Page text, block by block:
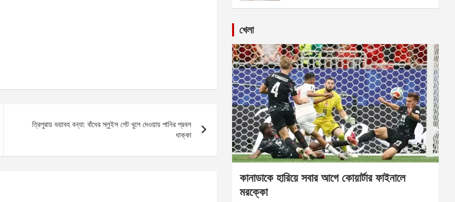
ত্রিপুরায় ভয়াবহ বন্যা: বাঁধের স্লুইস গেট খুলে দেওয়ায় পানির প্রবল
ধাক্কা
খেলা
কানাডাকে হারিয়ে সবার আগে কোয়ার্টার ফাইনালে
মরক্কো